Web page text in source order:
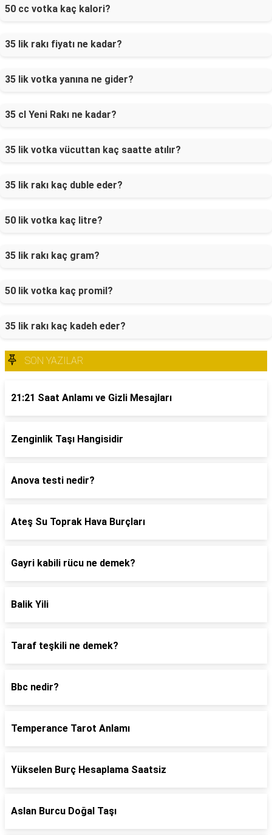
50 cc votka kaç kalori?
35 lik rakı fiyatı ne kadar?
35 lik votka yanına ne gider?
35 cl Yeni Rakı ne kadar?
35 lik votka vücuttan kaç saatte atılır?
35 lik rakı kaç duble eder?
50 lik votka kaç litre?
35 lik rakı kaç gram?
50 lik votka kaç promil?
35 lik rakı kaç kadeh eder?
SON YAZILAR
21:21 Saat Anlamı ve Gizli Mesajları
Zenginlik Taşı Hangisidir
Anova testi nedir?
Ateş Su Toprak Hava Burçları
Gayri kabili rücu ne demek?
Balik Yili
Taraf teşkili ne demek?
Bbc nedir?
Temperance Tarot Anlamı
Yükselen Burç Hesaplama Saatsiz
Aslan Burcu Doğal Taşı